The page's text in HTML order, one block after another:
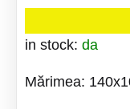
in stock: da
Mărimea: